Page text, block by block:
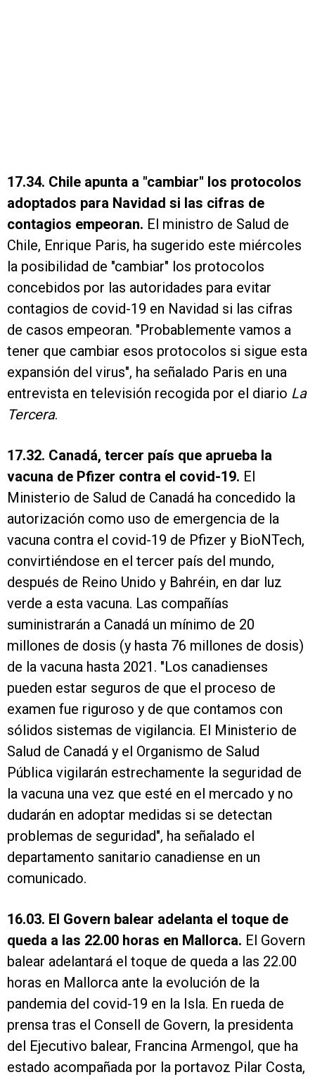
17.34. Chile apunta a "cambiar" los protocolos
adoptados para Navidad si las cifras de
contagios empeoran. El ministro de Salud de
Chile, Enrique Paris, ha sugerido este miércoles
la posibilidad de "cambiar" los protocolos
concebidos por las autoridades para evitar
contagios de covid-19 en Navidad si las cifras
de casos empeoran. "Probablemente vamos a
tener que cambiar esos protocolos si sigue esta
expansión del virus", ha señalado Paris en una
entrevista en televisión recogida por el diario La
Tercera.
17.32. Canadá, tercer país que aprueba la
vacuna de Pfizer contra el covid-19. El
Ministerio de Salud de Canadá ha concedido la
autorización como uso de emergencia de la
vacuna contra el covid-19 de Pfizer y BioNTech,
convirtiéndose en el tercer país del mundo,
después de Reino Unido y Bahréin, en dar luz
verde a esta vacuna. Las compañías
suministrarán a Canadá un mínimo de 20
millones de dosis (y hasta 76 millones de dosis)
de la vacuna hasta 2021. "Los canadienses
pueden estar seguros de que el proceso de
examen fue riguroso y de que contamos con
sólidos sistemas de vigilancia. El Ministerio de
Salud de Canadá y el Organismo de Salud
Pública vigilarán estrechamente la seguridad de
la vacuna una vez que esté en el mercado y no
dudarán en adoptar medidas si se detectan
problemas de seguridad", ha señalado el
departamento sanitario canadiense en un
comunicado.
16.03. El Govern balear adelanta el toque de
queda a las 22.00 horas en Mallorca. El Govern
balear adelantará el toque de queda a las 22.00
horas en Mallorca ante la evolución de la
pandemia del covid-19 en la Isla. En rueda de
prensa tras el Consell de Govern, la presidenta
del Ejecutivo balear, Francina Armengol, que ha
estado acompañada por la portavoz Pilar Costa,